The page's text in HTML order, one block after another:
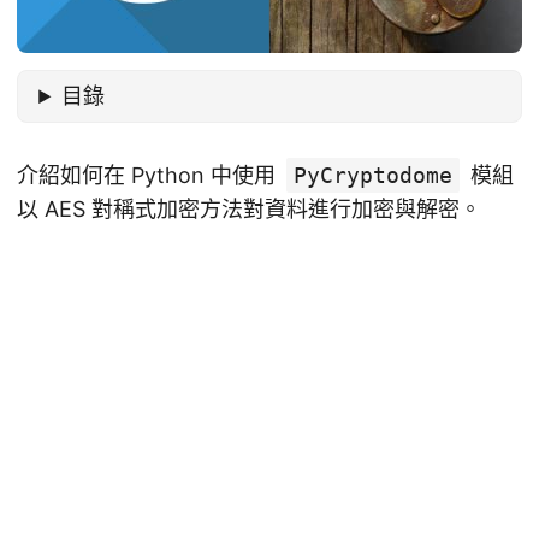
目錄
介紹如何在 Python 中使用 PyCryptodome
模組
以 AES 對稱式加密方法對資料進行加密與解密。